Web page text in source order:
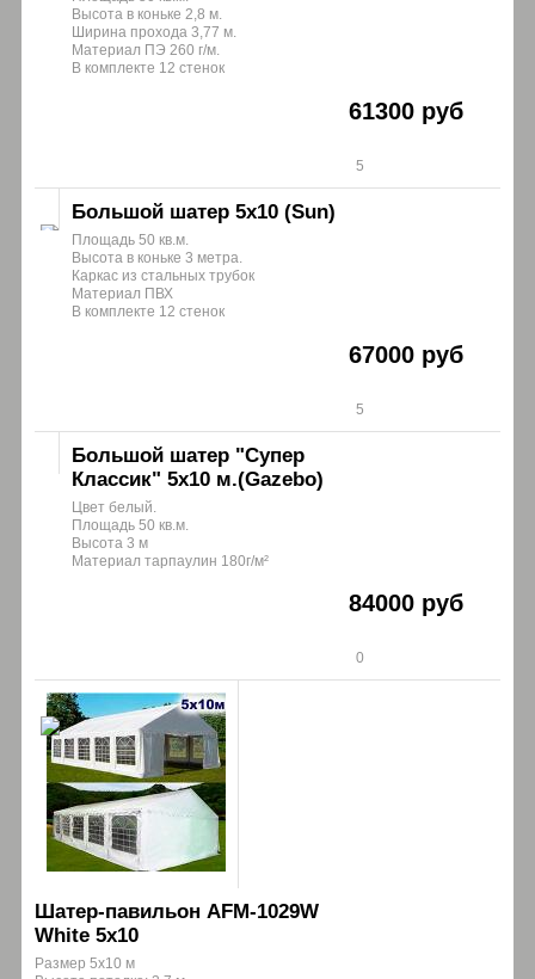
Высота в коньке 2,8 м.
Ширина прохода 3,77 м.
Материал ПЭ 260 г/м.
В комплекте 12 стенок
61300 руб
5
Большой шатер 5х10 (Sun)
Площадь 50 кв.м.
Высота в коньке 3 метра.
Каркас из стальных трубок
Материал ПВХ
В комплекте 12 стенок
67000 руб
5
Большой шатер "Супер
Классик" 5х10 м.(Gazebo)
Цвет белый.
Площадь 50 кв.м.
Высота 3 м
Материал тарпаулин 180г/м²
84000 руб
0
Шатер-павильон AFM-1029W
White 5х10
Размер 5x10 м